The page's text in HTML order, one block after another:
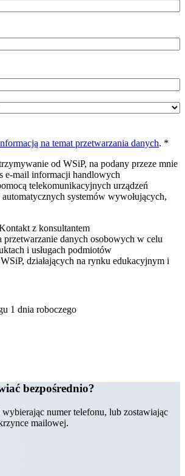
na temat przetwarzania danych. *
od WSiP, na podany przeze mnie
e-mail informacji handlowych
telekomunikacyjnych urządzeń
systemów wywołujących,
z konsultantem
przetwarzanie danych osobowych w celu
i usługach podmiotów
działających na rynku edukacyjnym i
1 dnia roboczego
bezpośrednio?
numer telefonu, lub zostawiając
mailowej.